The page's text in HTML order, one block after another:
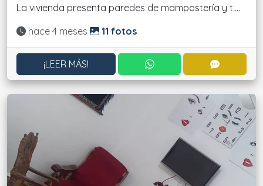
La vivienda presenta paredes de mampostería y t....
Actualizado:
hace 4 meses 11 fotos
¡LEER MÁS! CONTACTAR POR